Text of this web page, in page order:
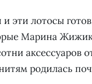
эти лотосы
Марина
аксессуаров
родилась